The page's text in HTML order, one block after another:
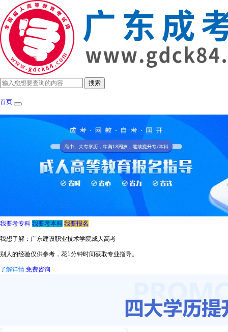
首页
招生简章 报考指南
我要考专科 我要考本科 我要报名
我想了解：广东建设职业技术学院成人高考
别人的经验仅供参考，花1分钟时间获取专业指导。
了解详情 免费咨询